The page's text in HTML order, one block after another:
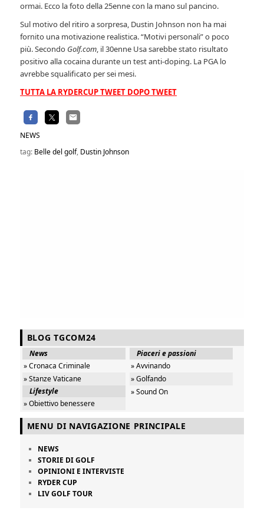
ormai. Ecco la foto della 25enne con la mano sul pancino.
Sul motivo del ritiro a sorpresa, Dustin Johnson non ha mai
fornito una motivazione realistica. “Motivi personali” o poco
più. Secondo Golf.com, il 30enne Usa sarebbe stato risultato
positivo alla cocaina durante un test anti-doping. La PGA lo
avrebbe squalificato per sei mesi.
TUTTA LA RYDERCUP TWEET DOPO TWEET
NEWS
tag: Belle del golf, Dustin Johnson
BLOG TGCOM24
News
» Cronaca Criminale
» Stanze Vaticane
Lifestyle
» Obiettivo benessere
Piaceri e passioni
» Avvinando
» Golfando
» Sound On
MENU DI NAVIGAZIONE PRINCIPALE
NEWS
STORIE DI GOLF
OPINIONI E INTERVISTE
RYDER CUP
LIV GOLF TOUR